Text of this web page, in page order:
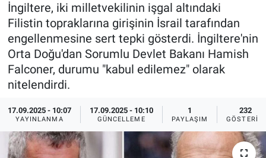
İngiltere, iki milletvekilinin işgal altındaki
Filistin topraklarına girişinin İsrail tarafından
engellenmesine sert tepki gösterdi. İngiltere'nin
Orta Doğu'dan Sorumlu Devlet Bakanı Hamish
Falconer, durumu "kabul edilemez" olarak
nitelendirdi.
17.09.2025 - 10:07
YAYINLANMA
17.09.2025 - 10:10
GÜNCELLEME
1
PAYLAŞIM
232
GÖSTERIM
Dünya
Ege Saati
Ege'den Esintiler
Eğitim
Eğlence
Spor
Yayın Akışı
İletişim
Son Dakika Haberleri
Haber Arşivi